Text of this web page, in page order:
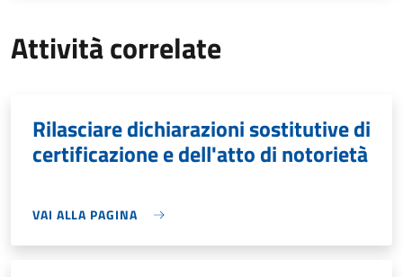
Attività correlate
Rilasciare dichiarazioni sostitutive di
certificazione e dell'atto di notorietà
VAI ALLA PAGINA